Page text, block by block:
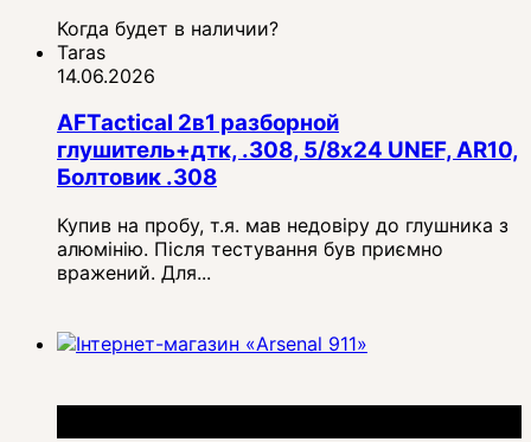
Когда будет в наличии?
Taras
14.06.2026
AFTactical 2в1 разборной
глушитель+дтк, .308, 5/8x24 UNEF, AR10,
Болтовик .308
Купив на пробу, т.я. мав недовіру до глушника з
алюмінію. Після тестування був приємно
вражений. Для...